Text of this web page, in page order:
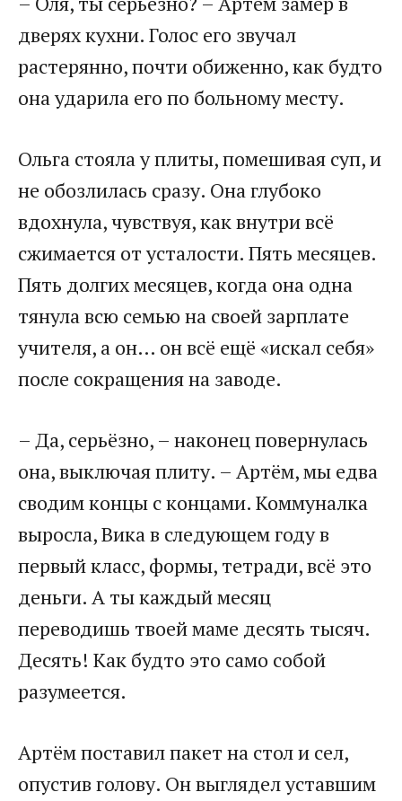
дверях кухни. Голос его звучал
растерянно, почти обиженно, как будто
она ударила его по больному месту.
Ольга стояла у плиты, помешивая суп, и
не обозлилась сразу. Она глубоко
вдохнула, чувствуя, как внутри всё
сжимается от усталости. Пять месяцев.
Пять долгих месяцев, когда она одна
тянула всю семью на своей зарплате
учителя, а он… он всё ещё «искал себя»
после сокращения на заводе.
– Да, серьёзно, – наконец повернулась
она, выключая плиту. – Артём, мы едва
сводим концы с концами. Коммуналка
выросла, Вика в следующем году в
первый класс, формы, тетради, всё это
деньги. А ты каждый месяц
переводишь твоей маме десять тысяч.
Десять! Как будто это само собой
разумеется.
Артём поставил пакет на стол и сел,
опустив голову. Он выглядел уставшим